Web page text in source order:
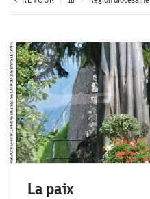
La paix